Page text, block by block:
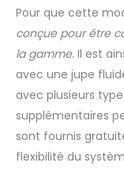
Pour que cette
conçue pour être
la gamme. Il est
avec une jupe
avec plusieurs
supplémentaires
sont fournis
flexibilité du